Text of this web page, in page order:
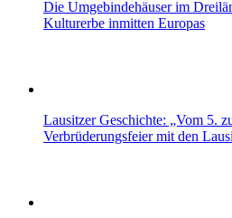
Die Umgebindehäuser im
Kulturerbe inmitten Europas
Lausitzer Geschichte: „Vom 5.
Verbrüderungsfeier mit den